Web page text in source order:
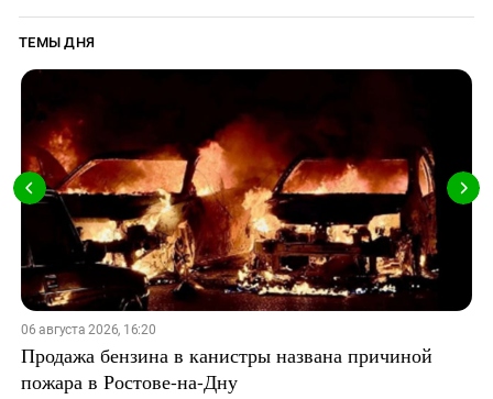
ТЕМЫ ДНЯ
06 августа 2026, 16:20
Продажа бензина в канистры названа причиной
пожара в Ростове-на-Дну